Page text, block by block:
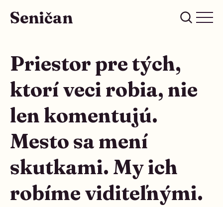
Seničan
Priestor pre tých,
ktorí veci robia, nie
len komentujú.
Mesto sa mení
skutkami. My ich
robíme viditeľnými.